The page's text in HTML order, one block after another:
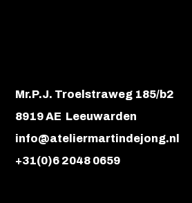
Mr.P.J. Troelstraweg 185/b2
8919 AE Leeuwarden
info@ateliermartindejong.nl
+31(0)6 2048 0659